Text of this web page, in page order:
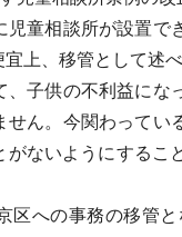
童相談所が設置で
上、移管として述べ
子供の不利益にな
ん。今関わって
ないようにする
への事務の移管